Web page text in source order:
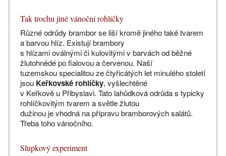
Tak trochu jiné vánoční rohlíčky
Různé odrůdy brambor se liší kromě jiného také tvarem
a barvou hlíz. Existují brambory
s hlízami oválnými či kulovitými v barvách od běžné
žlutohnědé po fialovou a červenou. Naší
tuzemskou specialitou ze čtyřicátých let minulého století
jsou Keřkovské rohlíčky, vyšlechtěné
v Keřkově u Přibyslavi. Tato lahůdková odrůda s typicky
rohlíčkovitým tvarem a světle žlutou
dužinou je vhodná na přípravu bramborových salátů.
Třeba toho vánočního.
Slupkový experiment